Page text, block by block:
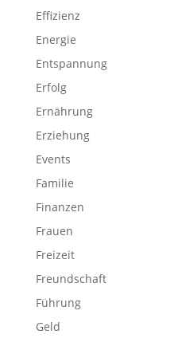
Effizienz
Energie
Entspannung
Erfolg
Ernährung
Erziehung
Events
Familie
Finanzen
Frauen
Freizeit
Freundschaft
Führung
Geld